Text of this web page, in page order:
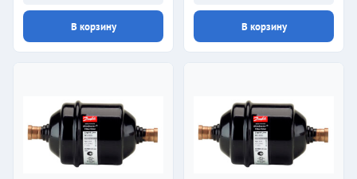
В корзину В корзину